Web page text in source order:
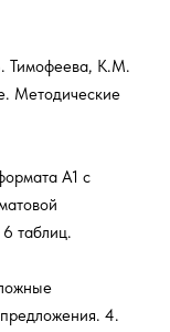
Тимофеева, К.М.
Методические
А1 с
таблиц.
4.